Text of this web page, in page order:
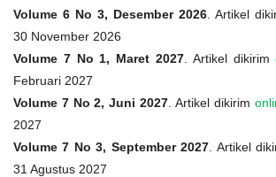
Volume 6 No 3, Desember 2026 . Artikel
30 November 2026
Volume 7 No 1, Maret 2027 . Artikel dikirim
Februari 2027
Volume 7 No 2, Juni 2027 . Artikel dikirim
2027
Volume 7 No 3, September 2027 . Artikel
31 Agustus 2027